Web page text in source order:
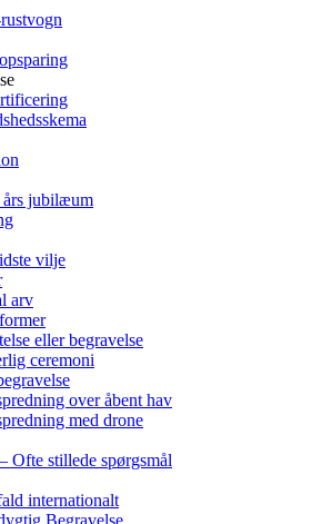
jubilæum
vilje
arv
eller begravelse
ceremoni
over åbent hav
med drone
Ofte stillede spørgsmål
internationalt
Begravelse